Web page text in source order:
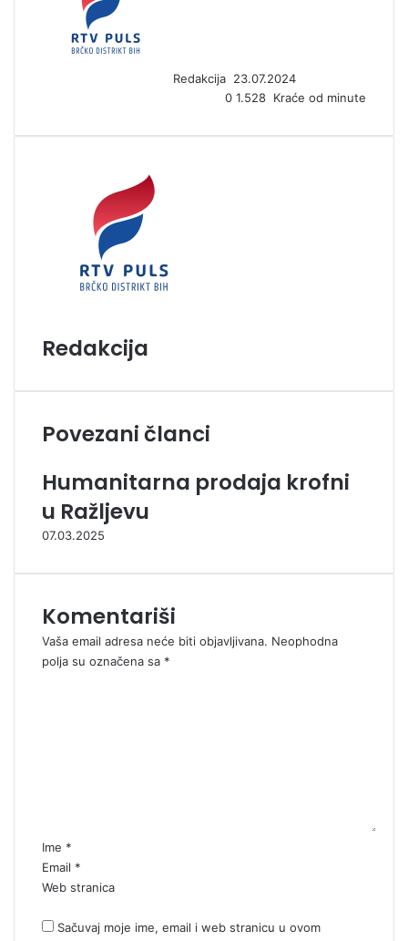
Redakcija e
m
i
23.07.2024
0 1.528 Kraće od minute
Redakcija
Povezani članci
Humanitarna prodaja krofni
u Ražljevu
07.03.2025
Komentariši
Vaša email adresa neće biti objavljivana. Neophodna
polja su označena sa *
*Ime *
Email *
Web stranica
Sačuvaj moje ime, email i web stranicu u ovom